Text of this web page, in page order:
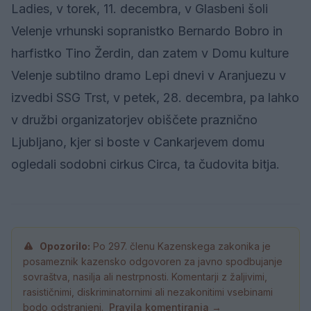
Ladies, v torek, 11. decembra, v Glasbeni šoli
Velenje vrhunski sopranistko Bernardo Bobro in
harfistko Tino Žerdin, dan zatem v Domu kulture
Velenje subtilno dramo Lepi dnevi v Aranjuezu v
izvedbi SSG Trst, v petek, 28. decembra, pa lahko
v družbi organizatorjev obiščete praznično
Ljubljano, kjer si boste v Cankarjevem domu
ogledali sodobni cirkus Circa, ta čudovita bitja.
Opozorilo: Po 297. členu Kazenskega zakonika je
posameznik kazensko odgovoren za javno spodbujanje
sovraštva, nasilja ali nestrpnosti. Komentarji z žaljivimi,
rasističnimi, diskriminatornimi ali nezakonitimi vsebinami
bodo odstranjeni. Pravila komentiranja →